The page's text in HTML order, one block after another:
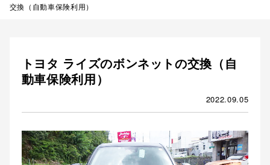
交換（自動車保険利用）
トヨタ ライズのボンネットの交換（自
動車保険利用）
2022.09.05